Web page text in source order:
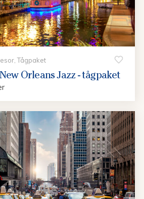
Tågpaket
Orleans Jazz - tågpaket